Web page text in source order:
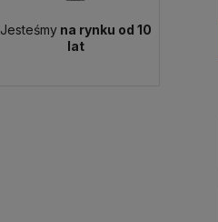
Jesteśmyna rynku od 10
lat